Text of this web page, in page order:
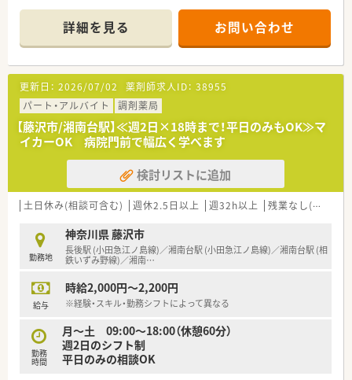
薬剤師体制で安全な医療の提供を行っています。
■最寄り駅からはバスで10分ほどの距離にありますが、車での
通勤も可能で雨の日も快適に通うことができます。
【法人のご紹介】
■医療機関のプロバイダーとして、地域に密着し安全な医療と健
康を全ての人々に平等に提供し、地域医療の向上に貢献いたしま
す。
■地域密着型の「複合医療機関」としての調剤薬局を展開してお
ります。
■先輩薬剤師やドクターから知識を得られるのはもちろん、e-ラ
ーニングや勉強会などでしっかりフォローいたします。
詳細を見る お問い合わせ
更新日： 2026/07/02 薬剤師求人ID： 38955
パート・アルバイト
調剤薬局
【藤沢市/湘南台駅】≪週2日×18時まで！平日のみもOK≫マ
イカーOK 病院門前で幅広く学べます
検討リストに追加
土日休み(相談可含む) 週休2.5日以上 週32h以上 残業なし(ほぼなし含む)
勤務地
神奈川県 藤沢市
長後駅 (小田急江ノ島線)／湘南台駅 (小田急江ノ島線)／湘南台駅 (相
鉄いずみ野線)／湘南…
給与
時給2,000円～2,200円
※経験・スキル・勤務シフトによって異なる
勤務
時間
月～土 09:00～18:00（休憩60分）
週2日のシフト制
平日のみの相談OK